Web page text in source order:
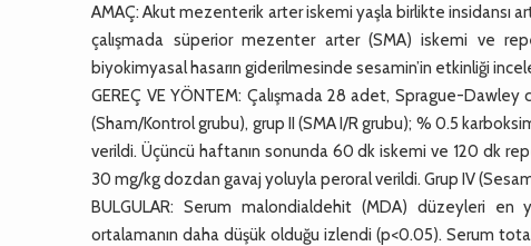
AMAÇ: Akut mezenterik arter iskemi yaşla birlikte
çalışmada süperior mezenter arter (SMA) iskemi ve
biyokimyasal hasarın giderilmesinde sesamin’in etkinliği
GEREÇ VE YÖNTEM: Çalışmada 28 adet, Sprague-Dawley
(Sham/Kontrol grubu), grup II (SMA I/R grubu); % 0.5
verildi. Üçüncü haftanın sonunda 60 dk iskemi ve 120 dk
30 mg/kg dozdan gavaj yoluyla peroral verildi. Grup IV
BULGULAR: Serum malondialdehit (MDA) düzeyleri en
ortalamanın daha düşük olduğu izlendi (p<0.05). Serum